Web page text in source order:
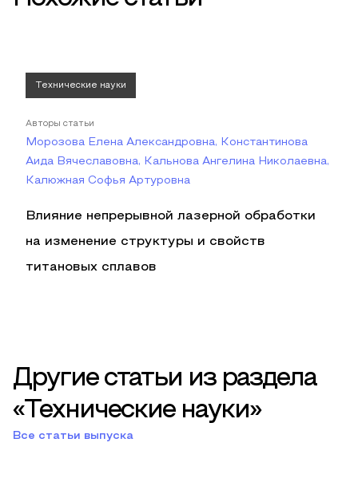
Технические науки
Авторы статьи
Морозова Елена Александровна, Константинова
Аида Вячеславовна, Кальнова Ангелина Николаевна,
Калюжная Софья Артуровна
Влияние непрерывной лазерной обработки
на изменение структуры и свойств
титановых сплавов
Другие статьи из раздела
«Технические науки»
Все статьи выпуска